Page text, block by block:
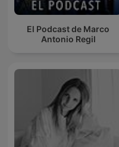
El Podcast de Marco
Antonio Regil